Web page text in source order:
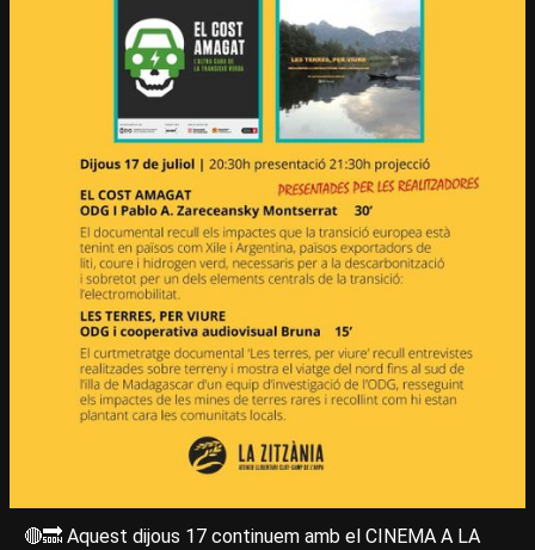
🔴🔜 Aquest dijous 17 continuem amb el CINEMA A LA